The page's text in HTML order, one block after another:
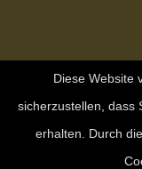
Diese Website
sicherzustellen, dass
erhalten. Durch